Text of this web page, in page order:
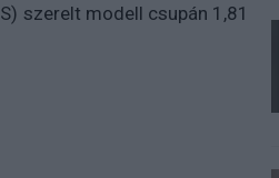
szerelt modell csupán 1,81